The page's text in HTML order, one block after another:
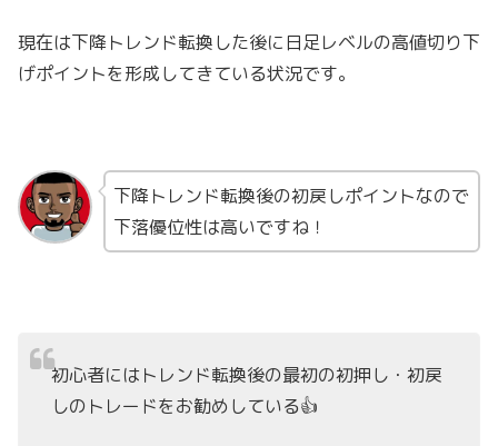
現在は下降トレンド転換した後に日足レベルの高値切り下
げポイントを形成してきている状況です。
下降トレンド転換後の初戻しポイントなので
下落優位性は高いですね！
初心者にはトレンド転換後の最初の初押し・初戻
しのトレードをお勧めしている👍